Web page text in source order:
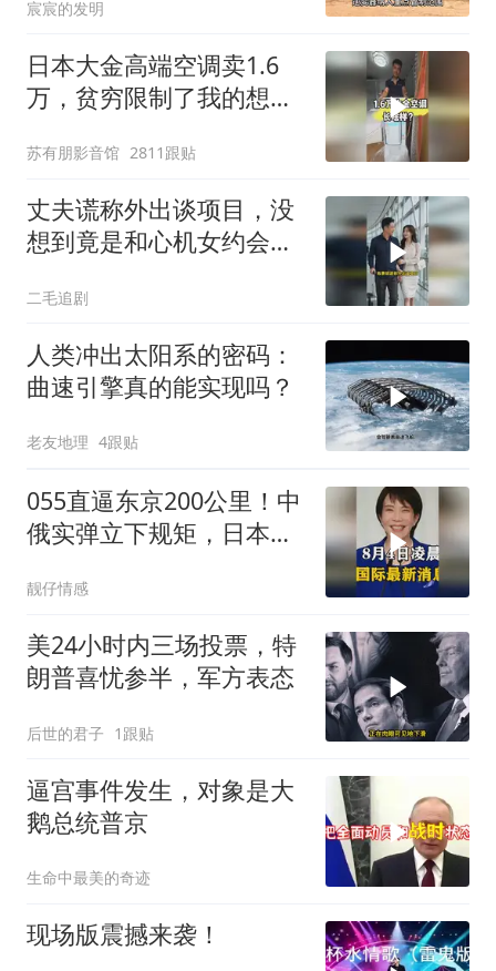
宸宸的发明
日本大金高端空调卖1.6
万，贫穷限制了我的想
苏有朋影音馆 2811跟贴
丈夫谎称外出谈项目，没
想到竟是和心机女约会，
二毛追剧
人类冲出太阳系的密码：
曲速引擎真的能实现吗？
老友地理 4跟贴
055直逼东京200公里！中
俄实弹立下规矩，日本除
靓仔情感
美24小时内三场投票，特
朗普喜忧参半，军方表态
后世的君子 1跟贴
逼宫事件发生，对象是大
鹅总统普京
生命中最美的奇迹
现场版震撼来袭！